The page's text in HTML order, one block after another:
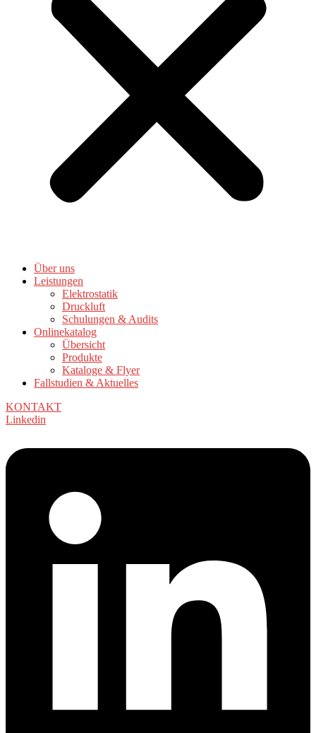
Über uns
Leistungen
Elektrostatik
Druckluft
Schulungen & Audits
Onlinekatalog
Übersicht
Produkte
Kataloge & Flyer
Fallstudien & Aktuelles
KONTAKT
Linkedin